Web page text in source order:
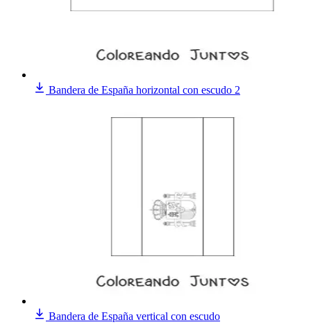
Bandera de España horizontal con escudo 2
Bandera de España vertical con escudo